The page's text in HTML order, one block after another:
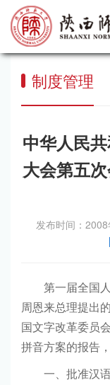
制度管理
中华人民
大会第五
发布时间：
第一届全国
周恩来总理提出
国文字改革委员
拼音方案的报告
一、批准汉